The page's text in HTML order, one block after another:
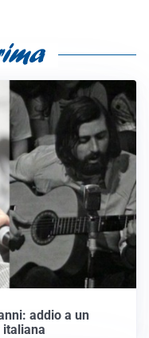
addio a un
italiana